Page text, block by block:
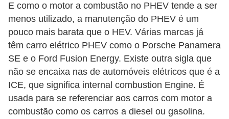
E como o motor a combustão no PHEV tende a ser
menos utilizado, a manutenção do PHEV é um
pouco mais barata que o HEV. Várias marcas já
têm carro elétrico PHEV como o Porsche Panamera
SE e o Ford Fusion Energy. Existe outra sigla que
não se encaixa nas de automóveis elétricos que é a
ICE, que significa internal combustion Engine. É
usada para se referenciar aos carros com motor a
combustão como os carros a diesel ou gasolina.
i
s
a
H
i